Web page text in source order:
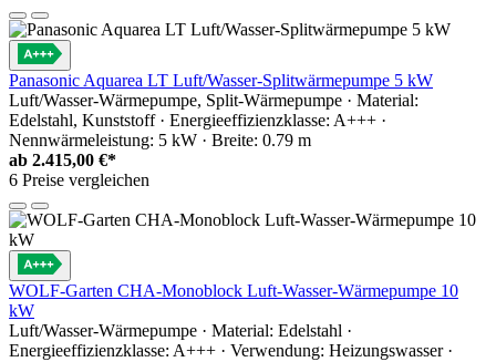
Panasonic Aquarea LT Luft/Wasser-Splitwärmepumpe 5 kW
Luft/Wasser-Wärmepumpe, Split-Wärmepumpe · Material:
Edelstahl, Kunststoff · Energieeffizienzklasse: A+++ ·
Nennwärmeleistung: 5 kW · Breite: 0.79 m
ab 2.415,00 €*
6 Preise vergleichen
WOLF-Garten CHA-Monoblock Luft-Wasser-Wärmepumpe 10
kW
Luft/Wasser-Wärmepumpe · Material: Edelstahl ·
Energieeffizienzklasse: A+++ · Verwendung: Heizungswasser ·